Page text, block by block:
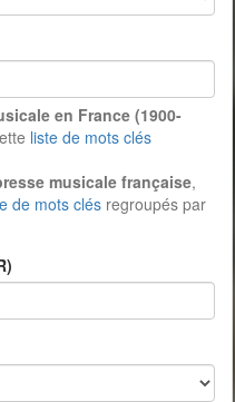
en France (1900-
liste de mots clés
musicale française,
de mots clés regroupés par